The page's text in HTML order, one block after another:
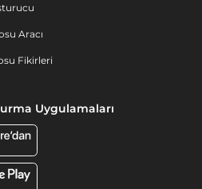
Aracı
Fikirleri
Uygulamaları